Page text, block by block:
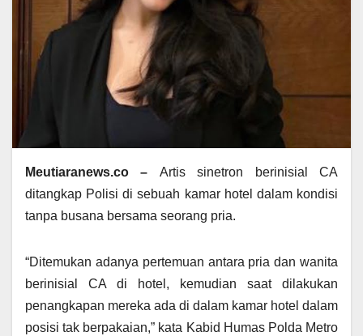
Meutiaranews.co – Artis sinetron berinisial CA
ditangkap Polisi di sebuah kamar hotel dalam kondisi
tanpa busana bersama seorang pria.
“Ditemukan adanya pertemuan antara pria dan wanita
berinisial CA di hotel, kemudian saat dilakukan
penangkapan mereka ada di dalam kamar hotel dalam
posisi tak berpakaian,” kata Kabid Humas Polda Metro